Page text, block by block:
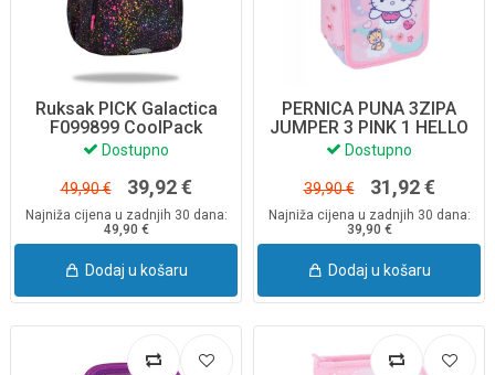
Ruksak PICK Galactica
F099899 CoolPack
Dostupno
49,90 € 39,92 €
Najniža cijena u zadnjih 30 dana:
49,90 €
Dodaj u košaru
PERNICA PUNA 3ZIPA
JUMPER 3 PINK 1 HELLO
KITTY F067025
Dostupno
39,90 € 31,92 €
Najniža cijena u zadnjih 30 dana:
39,90 €
Dodaj u košaru